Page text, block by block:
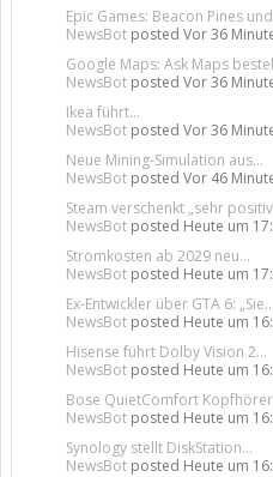
Epic Games: Beacon Pines
NewsBot posted Vor 36
Google Maps: Ask Maps
NewsBot posted Vor 36
Ikea führt...
NewsBot posted Vor 36
Neue Mining-Simulation aus...
NewsBot posted Vor 46
Steam verschenkt „sehr
NewsBot posted Heute um
Stromkosten ab 2029 neu...
NewsBot posted Heute um
Ex-Entwickler über GTA 6: „Sie...
NewsBot posted Heute um
Hisense führt Dolby Vision 2...
NewsBot posted Heute um
Bose QuietComfort Kopfhörer
NewsBot posted Heute um
Synology stellt DiskStation...
NewsBot posted Heute um